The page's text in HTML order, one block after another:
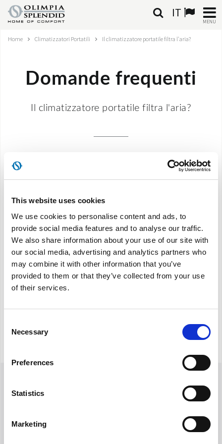
This website uses cookies
We use cookies to personalise content and ads, to
provide social media features and to analyse our traffic.
We also share information about your use of our site with
our social media, advertising and analytics partners who
may combine it with other information that you’ve
provided to them or that they’ve collected from your use
of their services.
Selection
Necessary
Preferences
Statistics
Marketing
IT
MENU
ITALIANO
SISTEMI INTEGRATI
CONTATTI
MONDO OS
INCENTIVI E DETRAZIONI
ASSISTENZA E GARANZIE
AREA DOWNLOAD
Home Climatizzatori Portatili Il climatizzatore portatile filtra l'aria?
Domande frequenti
Il climatizzatore portatile filtra l'aria?
Oltre a climatizzare, deumidificare e riscaldare, i
climatizzatori portatili Dolceclima filtrano l’aria!
Dolceclima Compact: filtro aria antipolvere sul
retro
Dolceclima Silent: filtro aria antipolvere sul retro
Dolceclima Air Pro:
Filtro aria antipolvere;
Filtro ai carboni attivi che elimina gli odori;
Filtro hepa che trattiene il particolato;